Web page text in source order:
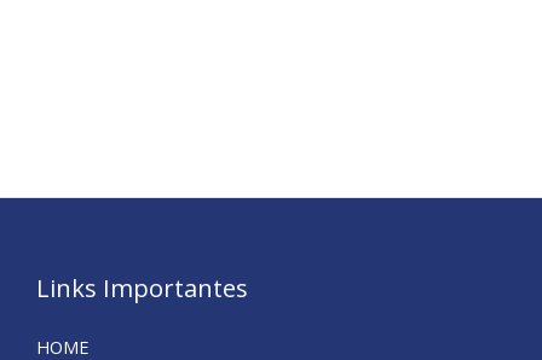
Links Importantes
HOME